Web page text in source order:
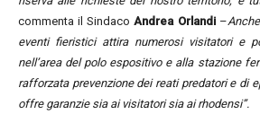
commenta il SindacoAndrea Orlandi –
eventi fieristici attira numerosi visitatori e
nell’area del polo espositivo e alla stazione
rafforzata prevenzione dei reati predatori e di
offre garanzie sia ai visitatori sia ai rhodensi”.